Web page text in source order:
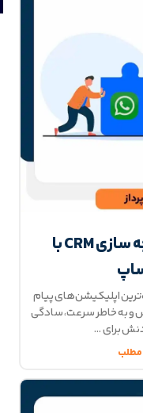
ادغام و یکپارچه سازی CRM با
اپلیکیشن‌های پیام
و به خاطر سرعت، سادگی
برای
مطلب